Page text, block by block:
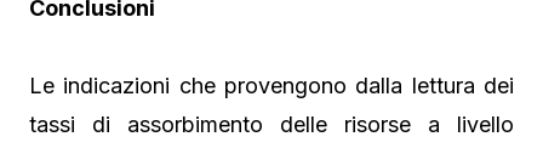
Conclusioni
Le indicazioni che provengono dalla lettura dei
tassi di assorbimento delle risorse a livello